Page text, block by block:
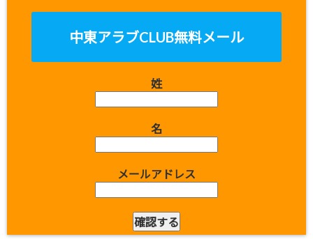
中東アラブCLUB無料メール
姓
名
メールアドレス